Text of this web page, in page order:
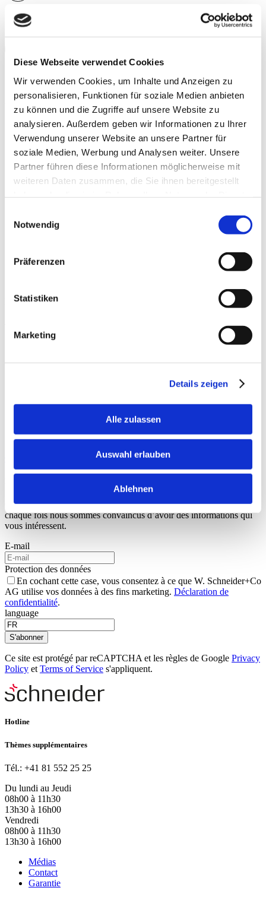
Diese Webseite verwendet Cookies
Wir verwenden Cookies, um Inhalte und Anzeigen zu
personalisieren, Funktionen für soziale Medien anbieten
zu können und die Zugriffe auf unsere Website zu
analysieren. Außerdem geben wir Informationen zu Ihrer
Verwendung unserer Website an unsere Partner für
soziale Medien, Werbung und Analysen weiter. Unsere
Partner führen diese Informationen möglicherweise mit
weiteren Daten zusammen, die Sie ihnen bereitgestellt
Selection
Notwendig
Präferenzen
Statistiken
Marketing
Details zeigen
Alle zulassen
Auswahl erlauben
Ablehnen
L’armoire-miroir peut être encastré dans le mur et ressort
Armoire-miroir à luminosité variable.
Autres avantages :
Downloads:
Flyer
Clavier à membrane Vidéo info
Instructions de montage / Procédure de montage encastré
Instructions de montage
Service données dxf
Retour à l'aperçu
Cette newsletter est publiée de manière sporadique. C’est-à-dire
chaque fois nous sommes convaincus d’avoir des informations qui
vous intéressent.
E-mail
Protection des données
En cochant cette case, vous consentez à ce que W. Schneider+Co
AG utilise vos données à des fins marketing. Déclaration de
confidentialité.
language
S'abonner
Ce site est protégé par reCAPTCHA et les règles de Google Privacy
Policy et Terms of Service s'appliquent.
Hotline
Thèmes supplémentaires
Tél.: +41 81 552 25 25
Du lundi au Jeudi
08h00 à 11h30
13h30 à 16h00
Vendredi
08h00 à 11h30
13h30 à 16h00
Médias
Contact
Garantie